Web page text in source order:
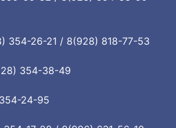
354-26-21 / 8(928) 818-77-53
354-38-49
24-95